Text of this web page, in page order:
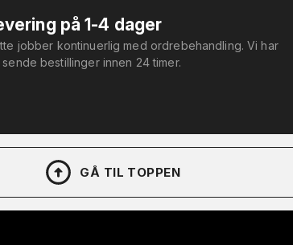
på 1-4 dager
jobber kontinuerlig med ordrebehandling. Vi har
sende bestillinger innen 24 timer.
GÅ TIL TOPPEN